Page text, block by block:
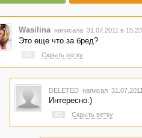
Wasilina написала 31.07.2011 в 15:23
Это еще что за бред?
Скрыть ветку
DELETED написал
Интересно:)
#2 Скрыть ветку